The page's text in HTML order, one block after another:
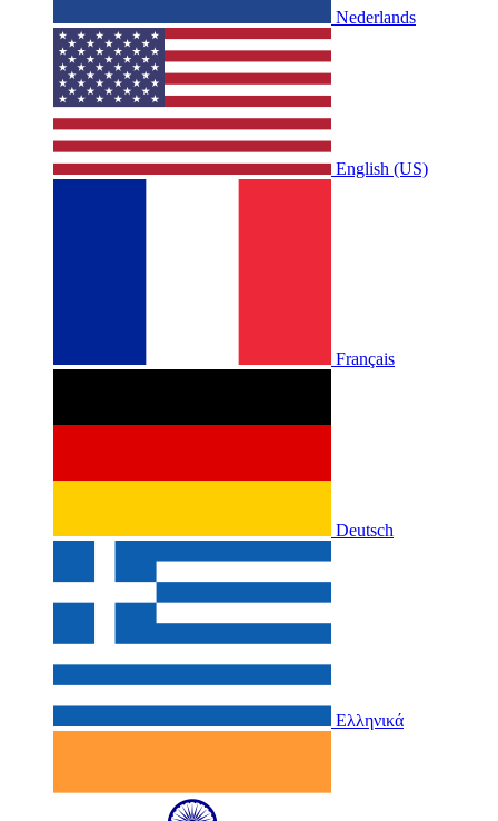
Nederlands
English (US)
Français
Deutsch
Ελληνικά